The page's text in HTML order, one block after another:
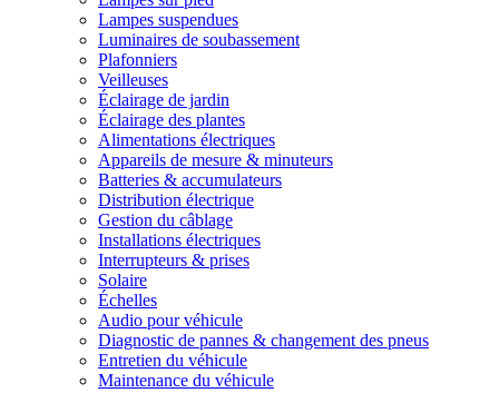
Lampes suspendues
Luminaires de soubassement
Plafonniers
Veilleuses
Éclairage de jardin
Éclairage des plantes
Alimentations électriques
Appareils de mesure & minuteurs
Batteries & accumulateurs
Distribution électrique
Gestion du câblage
Installations électriques
Interrupteurs & prises
Solaire
Échelles
Audio pour véhicule
Diagnostic de pannes & changement des pneus
Entretien du véhicule
Maintenance du véhicule